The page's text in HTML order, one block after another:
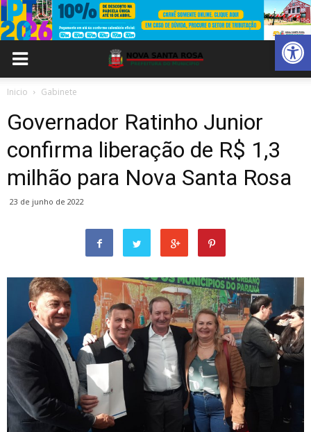
Abrir
Inicio Gabinete
Governador Ratinho Junior
confirma liberação de R$ 1,3
milhão para Nova Santa Rosa
23 de junho de 2022